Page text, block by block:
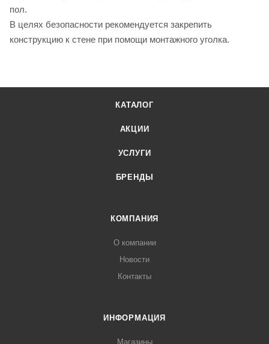
пол.
В целях безопасности рекомендуется закрепить
конструкцию к стене при помощи монтажного уголка.
КАТАЛОГ
АКЦИИ
УСЛУГИ
БРЕНДЫ
КОМПАНИЯ
О компании
Новости
Контакты
ИНФОРМАЦИЯ
Магазины